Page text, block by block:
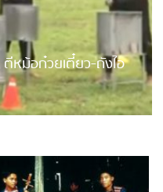
หม้อก๋วยเตี๋ยว-ถังไอ